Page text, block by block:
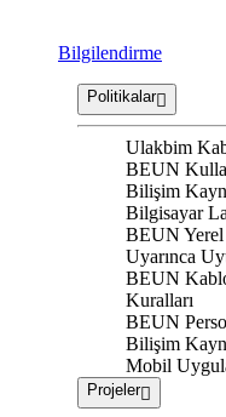
Bilgilendirme
Politikalar
Ulakbim
BEUN
Bilişim
Bilgisayar
BEUN Yerel
Uyarınca
BEUN
Kuralları
BEUN
Bilişim
Mobil
Projeler